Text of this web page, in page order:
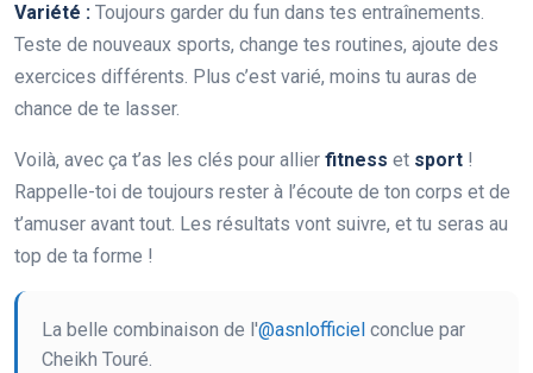
Variété : Toujours garder du fun dans tes entraînements.
Teste de nouveaux sports, change tes routines, ajoute des
exercices différents. Plus c’est varié, moins tu auras de
chance de te lasser.
Voilà, avec ça t’as les clés pour allier fitness et sport !
Rappelle-toi de toujours rester à l’écoute de ton corps et de
t’amuser avant tout. Les résultats vont suivre, et tu seras au
top de ta forme !
La belle combinaison de l'@asnlofficiel conclue par
Cheikh Touré.